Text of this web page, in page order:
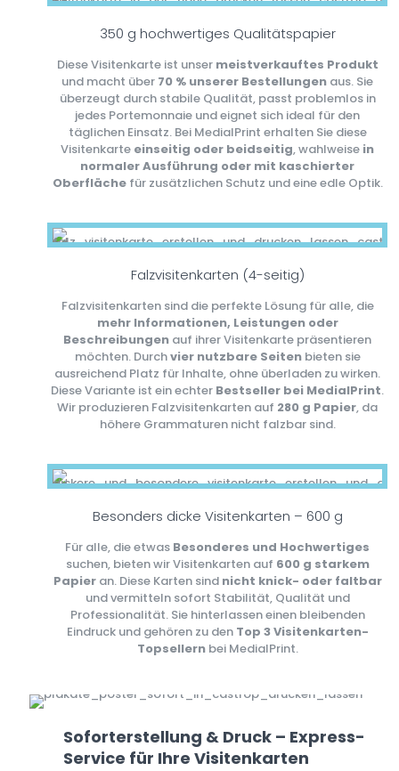
350 g hochwertiges Qualitätspapier
Diese Visitenkarte ist unser meistverkauftes Produkt
und macht über 70 % unserer Bestellungen aus. Sie
überzeugt durch stabile Qualität, passt problemlos in
jedes Portemonnaie und eignet sich ideal für den
täglichen Einsatz. Bei MedialPrint erhalten Sie diese
Visitenkarte einseitig oder beidseitig, wahlweise in
normaler Ausführung oder mit kaschierter
Oberflächefür zusätzlichen Schutz und eine edle Optik.
Falzvisitenkarten (4-seitig)
Falzvisitenkarten sind die perfekte Lösung für alle, die
mehr Informationen, Leistungen oder
Beschreibungen auf ihrer Visitenkarte präsentieren
möchten. Durchvier nutzbare Seitenbieten sie
ausreichend Platz für Inhalte, ohne überladen zu wirken.
Diese Variante ist ein echter Bestseller bei MedialPrint.
Wir produzieren Falzvisitenkarten auf 280 g Papier, da
höhere Grammaturen nicht falzbar sind.
Besonders dicke Visitenkarten – 600 g
Für alle, die etwas Besonderes und Hochwertiges
suchen, bieten wir Visitenkarten auf 600 g starkem
Papieran. Diese Karten sind nicht knick- oder faltbar
und vermitteln sofort Stabilität, Qualität und
Professionalität. Sie hinterlassen einen bleibenden
Eindruck und gehören zu den Top 3 Visitenkarten-
Topsellernbei MedialPrint.
Soforterstellung & Druck – Express-
Service für Ihre Visitenkarten